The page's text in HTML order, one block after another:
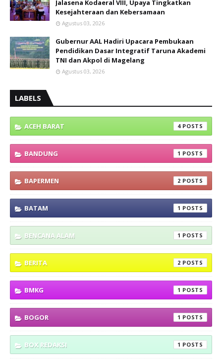
Jalasena Kodaeral VIII, Upaya Tingkatkan
Kesejahteraan dan Kebersamaan
Agustus 03, 2026
Gubernur AAL Hadiri Upacara Pembukaan
Pendidikan Dasar Integratif Taruna Akademi
TNI dan Akpol di Magelang
Agustus 03, 2026
LABELS
ACEH BARAT 4
BANDUNG 1
BAPERMEN 2
BATAM 1
BENCANA ALAM 1
BERITA 2
BMKG 1
BOGOR 1
BOX REDAKSI 1